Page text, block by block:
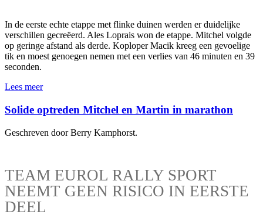
In de eerste echte etappe met flinke duinen werden er duidelijke
verschillen gecreëerd. Ales Loprais won de etappe. Mitchel volgde
op geringe afstand als derde. Koploper Macik kreeg een gevoelige
tik en moest genoegen nemen met een verlies van 46 minuten en 39
seconden.
Lees meer
Solide optreden Mitchel en Martin in marathon
Geschreven door Berry Kamphorst.
TEAM EUROL RALLY SPORT
NEEMT GEEN RISICO IN EERSTE
DEEL